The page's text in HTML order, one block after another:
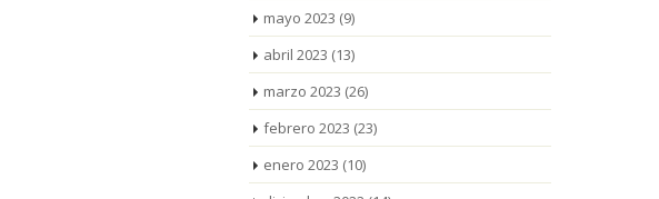
mayo 2023 (9)
abril 2023 (13)
marzo 2023 (26)
febrero 2023 (23)
enero 2023 (10)